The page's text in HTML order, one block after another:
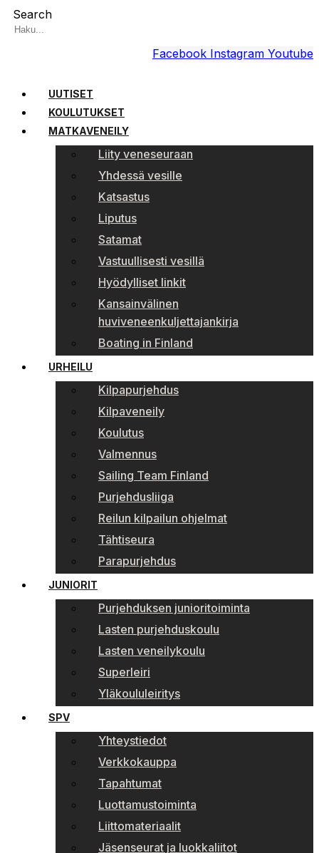
Search
Facebook Instagram Youtube
UUTISET
KOULUTUKSET
MATKAVENEILY
Liity veneseuraan
Yhdessä vesille
Katsastus
Liputus
Satamat
Vastuullisesti vesillä
Hyödylliset linkit
Kansainvälinen
huviveneenkuljettajankirja
Boating in Finland
URHEILU
Kilpapurjehdus
Kilpaveneily
Koulutus
Valmennus
Sailing Team Finland
Purjehdusliiga
Reilun kilpailun ohjelmat
Tähtiseura
Parapurjehdus
JUNIORIT
Purjehduksen junioritoiminta
Lasten purjehduskoulu
Lasten veneilykoulu
Superleiri
Yläkoululeiritys
SPV
Yhteystiedot
Verkkokauppa
Tapahtumat
Luottamustoiminta
Liittomateriaalit
Jäsenseurat ja luokkaliitot